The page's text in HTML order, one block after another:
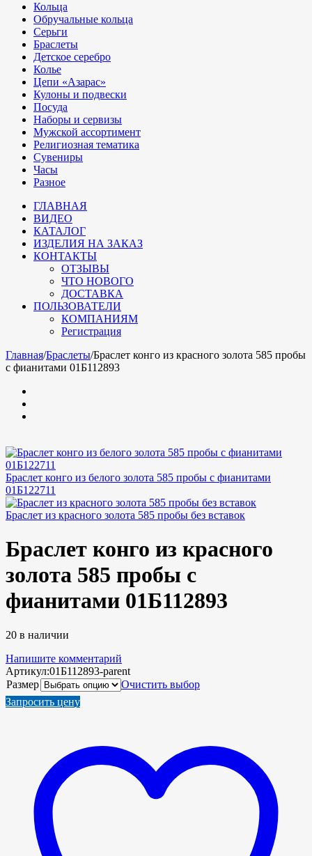
Кольца
Обручальные кольца
Серьги
Браслеты
Детское серебро
Колье
Цепи «Азарас»
Кулоны и подвески
Посуда
Наборы и сервизы
Мужской ассортимент
Религиозная тематика
Сувениры
Часы
Разное
ГЛАВНАЯ
ВИДЕО
КАТАЛОГ
ИЗДЕЛИЯ НА ЗАКАЗ
КОНТАКТЫ
ОТЗЫВЫ
ЧТО НОВОГО
ДОСТАВКА
ПОЛЬЗОВАТЕЛИ
КОМПАНИЯМ
Регистрация
Главная/Браслеты/Браслет конго из красного золота 585 пробы
с фианитами 01Б112893
Браслет конго из белого золота 585 пробы с фианитами
01Б122711
Браслет из красного золота 585 пробы без вставок
Браслет конго из красного
золота 585 пробы с
фианитами 01Б112893
20 в наличии
Напишите комментарий
Артикул:01Б112893-parent
Размер
Очистить выбор
Запросить цену